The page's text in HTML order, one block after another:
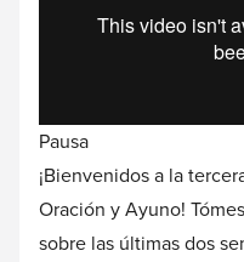
Pausa
¡Bienvenidos a la
Oración y Ayuno!
sobre las últimas dos